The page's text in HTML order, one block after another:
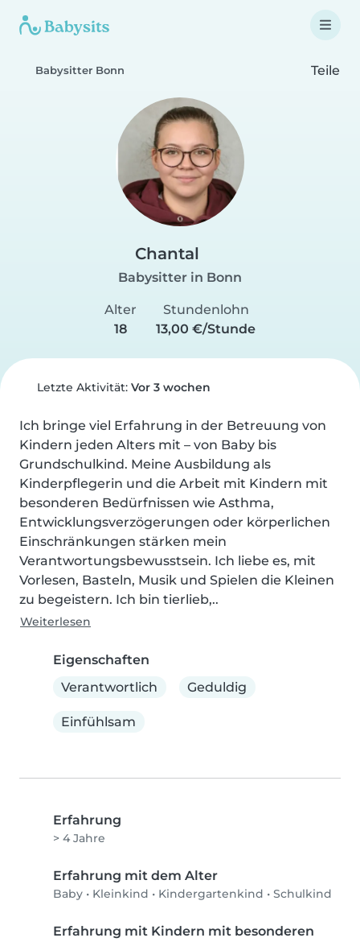
Babysitter Bonn Teile
Chantal
Babysitter in Bonn
Alter
18
Stundenlohn
13,00 €/Stunde
Letzte Aktivität: Vor 3 wochen
Ich bringe viel Erfahrung in der Betreuung von
Kindern jeden Alters mit – von Baby bis
Grundschulkind. Meine Ausbildung als
Kinderpflegerin und die Arbeit mit Kindern mit
besonderen Bedürfnissen wie Asthma,
Entwicklungsverzögerungen oder körperlichen
Einschränkungen stärken mein
Verantwortungsbewusstsein. Ich liebe es, mit
Vorlesen, Basteln, Musik und Spielen die Kleinen
zu begeistern. Ich bin tierlieb,..
Weiterlesen
Eigenschaften
Verantwortlich
Geduldig
Einfühlsam
Erfahrung
> 4 Jahre
Erfahrung mit dem Alter
Baby • Kleinkind • Kindergartenkind • Schulkind
Erfahrung mit Kindern mit besonderen